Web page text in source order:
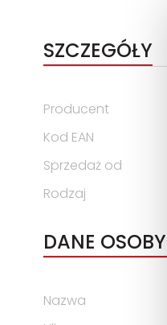
SZCZEGÓŁY
Producent
Kod EAN
Sprzedaż od
Rodzaj
DANE
Nazwa